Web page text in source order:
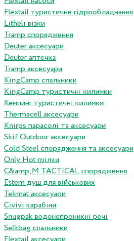
Flextail туристичне гідрообладнання
Litheli візки
Tramp спорядження
Deuter аксесуари
Deuter аптечка
Tramp аксесуари
KingCamp спальники
KingCamp туристичні килимки
Кемпинг туристичні килимки
Thermacell аксесуари
Knirps парасолі та аксесуари
Skif Outdoor аксесуари
Cold Steel спорядження та аксесуари
Only Hot грілки
C&amp;M TACTICAL спорядження
Estem душ для військових
Tekmat аксесуари
Сivivi карабіни
Snugpak водонепроникні речі
Selkbag спальники